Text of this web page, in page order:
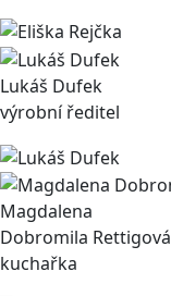
Lukáš Dufek
výrobní ředitel
Magdalena
Dobromila Rettigová
kuchařka